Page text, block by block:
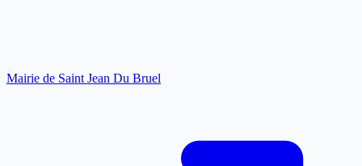
Mairie de Saint Jean Du Bruel